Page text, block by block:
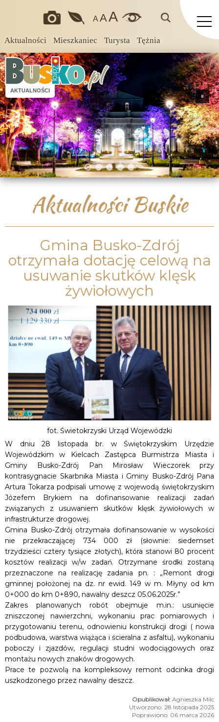
Aktualności Mieszkaniec Turysta Tężnia
A AA
AKTUALNOŚCI
Aktualności Buskie
Gmina Busko-Zdrój
otrzymała dotację celową na
usuwanie skutków klęsk
żywiołowych
fot. Świetokrzyski Urząd Wojewódzki
W dniu 28 listopada br. w Świętokrzyskim Urzędzie
Wojewódzkim w Kielcach Zastępca Burmistrza Miasta i
Gminy Busko-Zdrój Pan Mirosław Wieczorek przy
kontrasygnacie Skarbnika Miasta i Gminy Busko-Zdrój Pana
Artura Tokarza podpisali umowę z wojewodą świętokrzyskim
Józefem Brykiem na dofinansowanie realizacji zadań
związanych z usuwaniem skutków klęsk żywiołowych w
infrastrukturze drogowej.
Gmina Busko-Zdrój otrzymała dofinansowanie w wysokości
nie przekraczającej 734 000 zł (słownie: siedemset
trzydzieści cztery tysiące złotych), która stanowi 80 procent
kosztów realizacji w/w zadań. Otrzymane środki zostaną
przeznaczone na realizację zadania pn. : „Remont drogi
gminnej położonej na dz. nr ewid. 149 w m. Młyny od km
0+000 do km 0+890, nawalny deszcz 05.06.2025r.”
Zakres planowanych robót obejmuje m.in.: usunięcie
zniszczonej nawierzchni, wykonaniu prac pomiarowych i
przygotowaniu terenu, odnowieniu konstrukcji drogi ( nowa
podbudowa, warstwa wiążąca i ścieralna z asfaltu), wykonaniu
poboczy i zjazdów, regulacji studni wodociągowych oraz
montażu nowych znaków drogowych.
Prace te pozwolą na kompleksowy remont odcinka drogi
uszkodzonego przez nawalny deszcz.
Agnieszka Milc
Utworzono: 28 listopada 2025
Poprawiono: 06 marca 2026